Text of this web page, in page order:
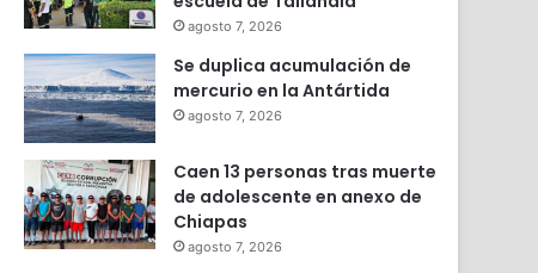
agosto 7, 2026
Se duplica acumulación de
mercurio en la Antártida
agosto 7, 2026
Caen 13 personas tras muerte
de adolescente en anexo de
Chiapas
agosto 7, 2026